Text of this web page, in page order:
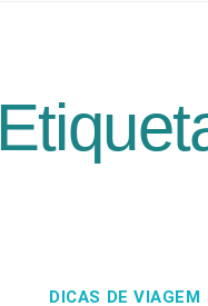
DICAS DE VIAGEM